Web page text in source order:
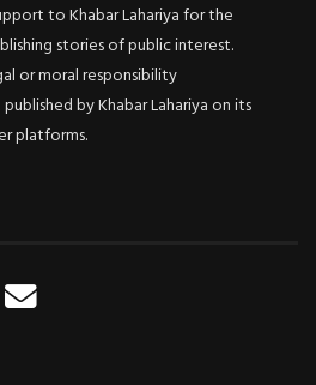
to Khabar Lahariya for the
stories of public interest.
or moral responsibility
by Khabar Lahariya on its
platforms.